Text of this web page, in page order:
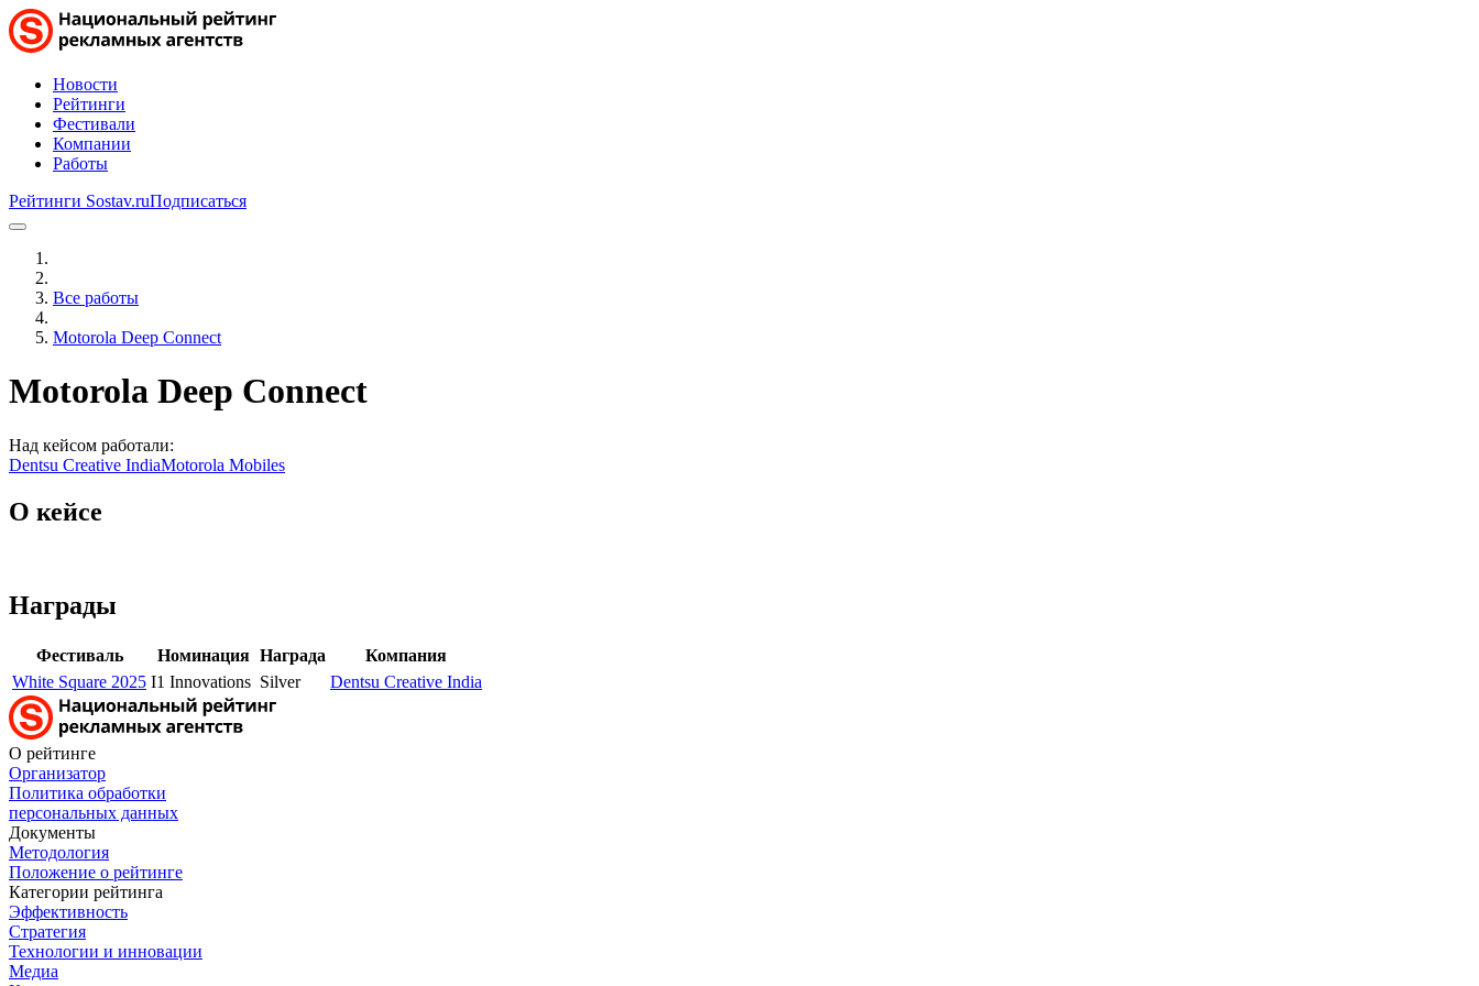
Новости
Рейтинги
Фестивали
Компании
Работы
Рейтинги Sostav.ruПодписаться
Все работы
Motorola Deep Connect
Motorola Deep Connect
Над кейсом работали:
Dentsu Creative IndiaMotorola Mobiles
О кейсе
Награды
Фестиваль Номинация Награда
Компания
White Square 2025 I1 Innovations Silver Dentsu Creative India
О рейтинге
Организатор
Политика обработки
персональных данных
Документы
Методология
Положение о рейтинге
Категории рейтинга
Эффективность
Стратегия
Технологии и инновации
Медиа